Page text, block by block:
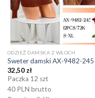
ODZIEŻ DAMSKA Z WŁOCH
Sweter damski AX-9482-245
32,50 zł
Paczka 12 szt
40 PLN brutto